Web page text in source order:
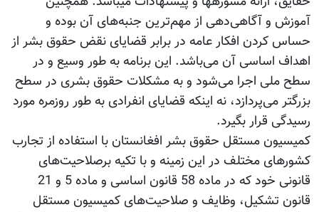
آموزش و آگاهی‌دهی از مهم‌ترین جنبه‌های آن بوده و
حساس کردن افکار عامه در برابر قضایای نقض حقوق بشر از
اهداف اساسی آن می‌باشد. این برنامه به طور وسیع و در
سطح ملی اجرا می‌شود و به مشکلات حقوق بشری در سطح
بزرگتر می‌پردازد، نه اینکه قضایای انفرادی به طور روزمره مورد
رسیدگی قرار بگیرد.
کمیسیون مستقل حقوق بشر افغانستان با استفاده از تجارب
کشورهای مختلف در این زمینه و با تکیه برصلاحیت‌های
قانونی خود که در ماده 58 قانون اساسی و ماده 5 و 21
قانون تشکیل، وظایف و صلاحیت‌های کمیسیون مستقل